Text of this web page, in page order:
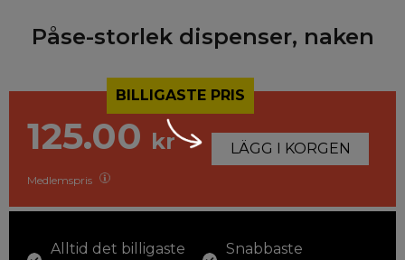
Påse-storlek dispenser, naken
BILLIGASTE PRIS
125.00 kr
Medlemspris
LÄGG I KORGEN
Alltid det billigaste
Snabbaste